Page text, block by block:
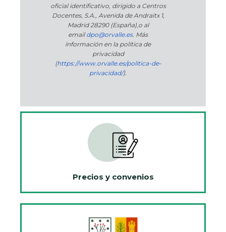
oficial identificativo, dirigido a Centros
Docentes, S.A., Avenida de Andraitx 1,
Madrid 28290 (España), o al
emaildpo@orvalle.es. Más
información en la política de
privacidad
(https://www.orvalle.es/politica-de-
privacidad/).
Precios y convenios